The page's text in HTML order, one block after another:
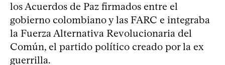
los Acuerdos de Paz firmados entre el
gobierno colombiano y las FARC e integraba
la Fuerza Alternativa Revolucionaria del
Común, el partido político creado por la ex
guerrilla.